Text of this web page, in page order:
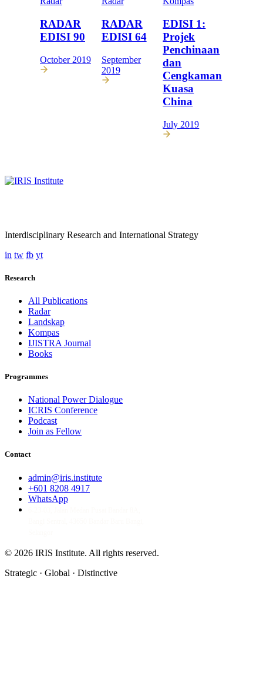
RADAR
EDISI 90
October 2019
RADAR
EDISI 64
September
2019
EDISI 1:
Projek
Penchinaan
dan
Cengkaman
Kuasa
China
July 2019
Interdisciplinary Research and International Strategy
in tw fb yt
Research
All Publications
Radar
Landskap
Kompas
IJISTRA Journal
Books
Programmes
National Power Dialogue
ICRIS Conference
Podcast
Join as Fellow
Contact
admin@iris.institute
+601 8208 4917
WhatsApp
© 2026 IRIS Institute. All rights reserved.
Strategic · Global · Distinctive